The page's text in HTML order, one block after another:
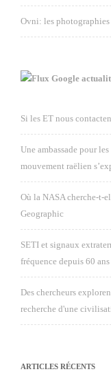
Ovni: les
Google
Si les ET nous
Une ambassade pour
mouvement raëlien
Où la NASA cherche-t-
Geographic
SETI et signaux
fréquence depuis 60
Des chercheurs
recherche d'une
ARTICLES RÉCENTS